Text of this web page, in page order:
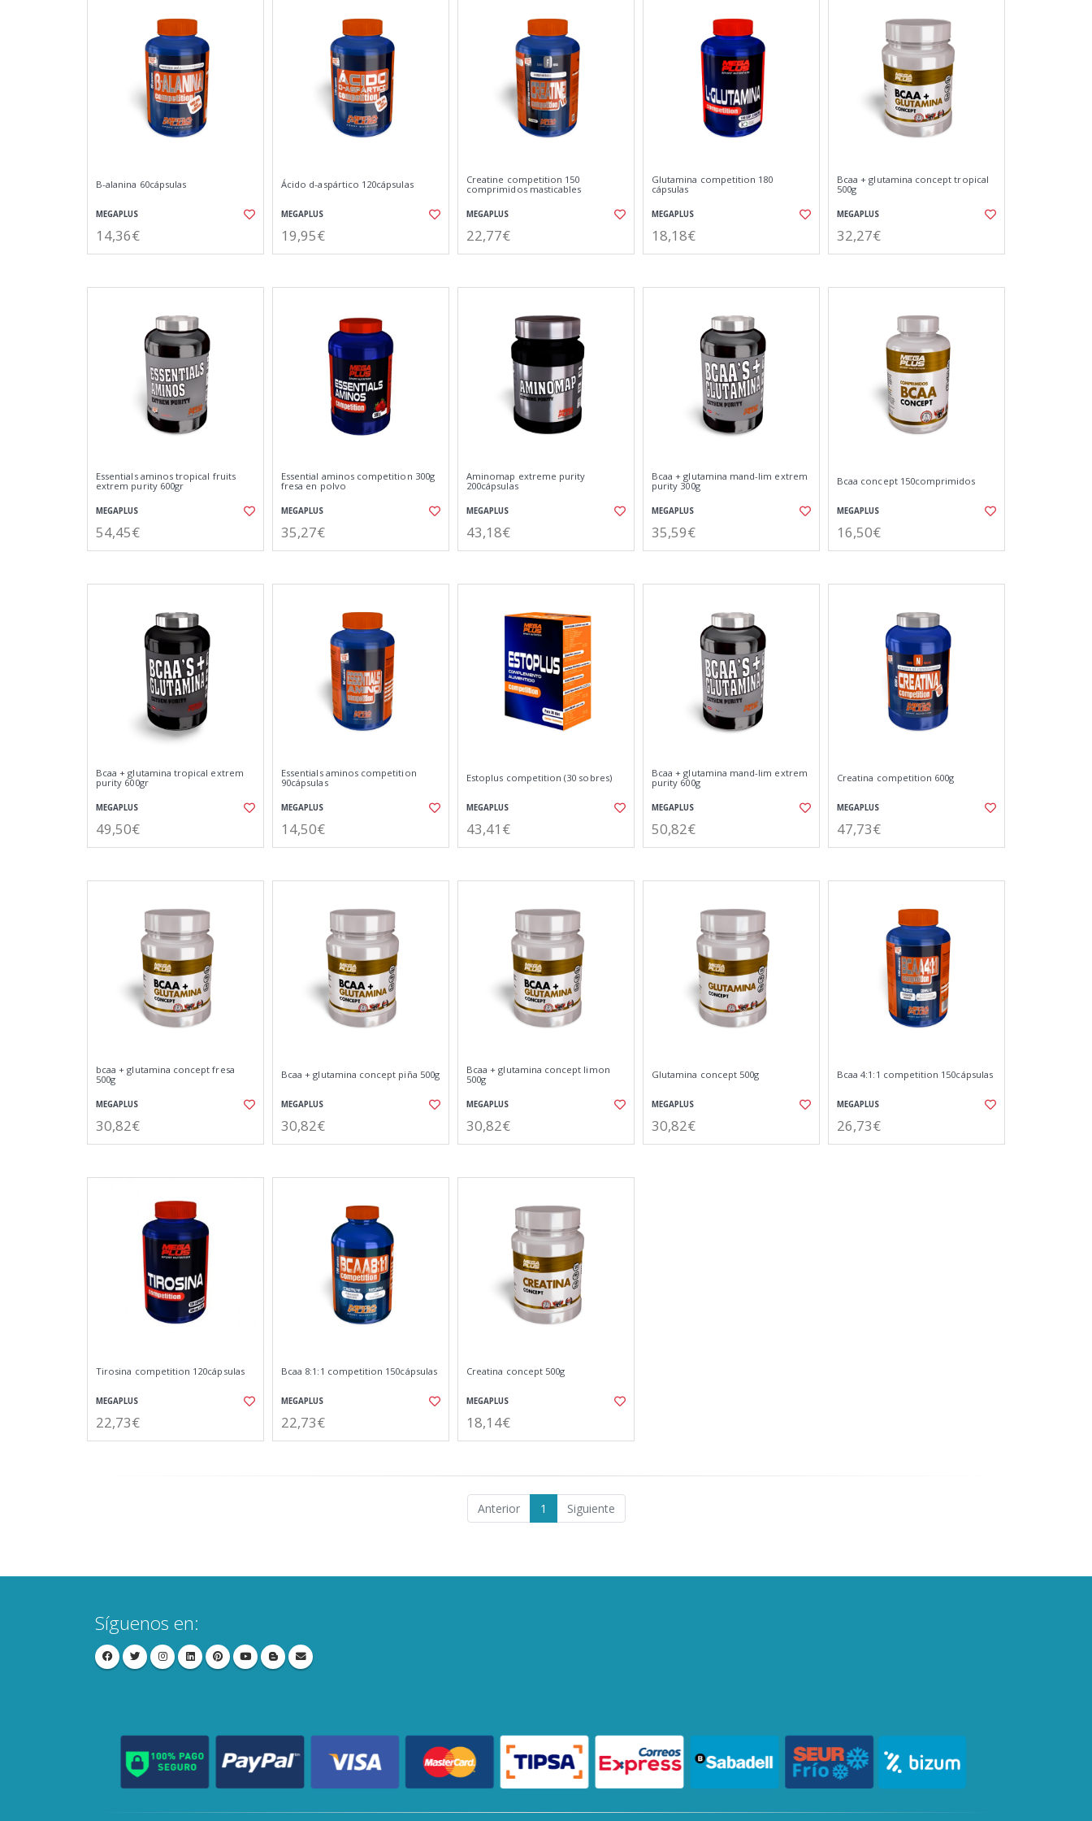
B-alanina 60cápsulas
MEGAPLUS
14,36€
Ácido d-aspártico 120cápsulas
MEGAPLUS
19,95€
Creatine competition 150
comprimidos masticables
MEGAPLUS
22,77€
Glutamina competition 180
cápsulas
MEGAPLUS
18,18€
Bcaa + glutamina concept tropical
500g
MEGAPLUS
32,27€
Essentials aminos tropical fruits
extrem purity 600gr
MEGAPLUS
54,45€
Essential aminos competition 300g
fresa en polvo
MEGAPLUS
35,27€
Aminomap extreme purity
200cápsulas
MEGAPLUS
43,18€
Bcaa + glutamina mand-lim extrem
purity 300g
MEGAPLUS
35,59€
Bcaa concept 150comprimidos
MEGAPLUS
16,50€
Bcaa + glutamina tropical extrem
purity 600gr
MEGAPLUS
49,50€
Essentials aminos competition
90cápsulas
MEGAPLUS
14,50€
Estoplus competition (30 sobres)
MEGAPLUS
43,41€
Bcaa + glutamina mand-lim extrem
purity 600g
MEGAPLUS
50,82€
Creatina competition 600g
MEGAPLUS
47,73€
bcaa + glutamina concept fresa
500g
MEGAPLUS
30,82€
Bcaa + glutamina concept piña 500g
MEGAPLUS
30,82€
Bcaa + glutamina concept limon
500g
MEGAPLUS
30,82€
Glutamina concept 500g
MEGAPLUS
30,82€
Bcaa 4:1:1 competition 150cápsulas
MEGAPLUS
26,73€
Tirosina competition 120cápsulas
MEGAPLUS
22,73€
Bcaa 8:1:1 competition 150cápsulas
MEGAPLUS
22,73€
Creatina concept 500g
MEGAPLUS
18,14€
Anterior 1 Siguiente
Síguenos en: